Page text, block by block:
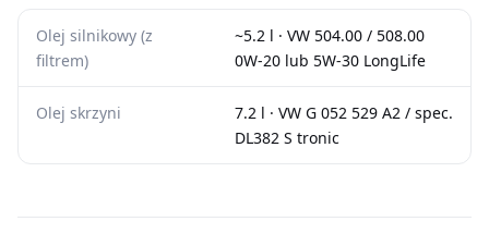
Olej silnikowy (z
filtrem)
~5.2 l · VW 504.00 / 508.00
0W-20 lub 5W-30 LongLife
Olej skrzyni
7.2 l · VW G 052 529 A2 / spec.
DL382 S tronic